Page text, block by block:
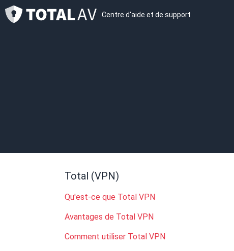
Centre d'aide et de support
Total (VPN)
Qu'est-ce que Total VPN
Avantages de Total VPN
Comment utiliser Total VPN